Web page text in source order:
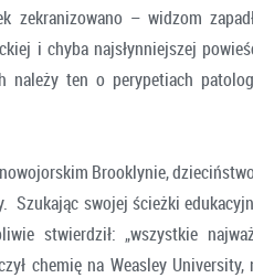
zekranizowano – widzom
i chyba najsłynniejszej
należy ten o perypetiach
Brooklynie,
Szukając swojej ścieżki
stwierdził: „wszystkie
chemię na Weasley